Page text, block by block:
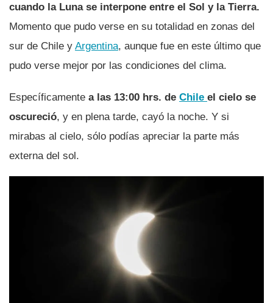
cuando la Luna se interpone entre el Sol y la Tierra.
Momento que pudo verse en su totalidad en zonas del
sur de Chile y Argentina, aunque fue en este último que
pudo verse mejor por las condiciones del clima.
Especí­ficamente a las 13:00 hrs. de Chile el cielo se
oscureció, y en plena tarde, cayó la noche. Y si
mirabas al cielo, sólo podí­as apreciar la parte más
externa del sol.